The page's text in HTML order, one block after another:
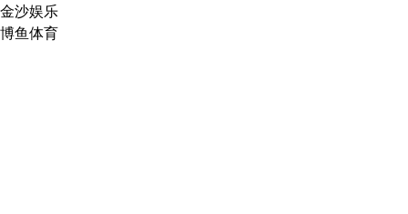
金沙娱乐
博鱼体育